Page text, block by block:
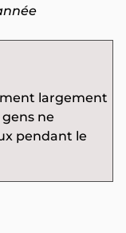
largement
ne
pendant le